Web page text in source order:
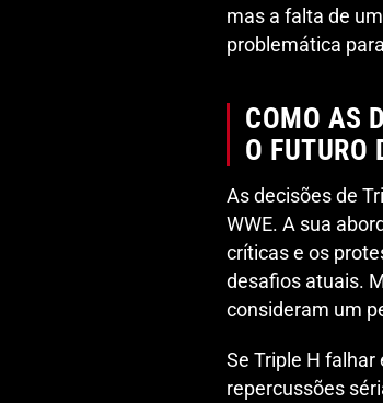
mas a falta de
problemática
COMO AS
O FUTURO
As decisões de
WWE. A sua
críticas e os
desafios atuais.
consideram um
Se Triple H
repercussões